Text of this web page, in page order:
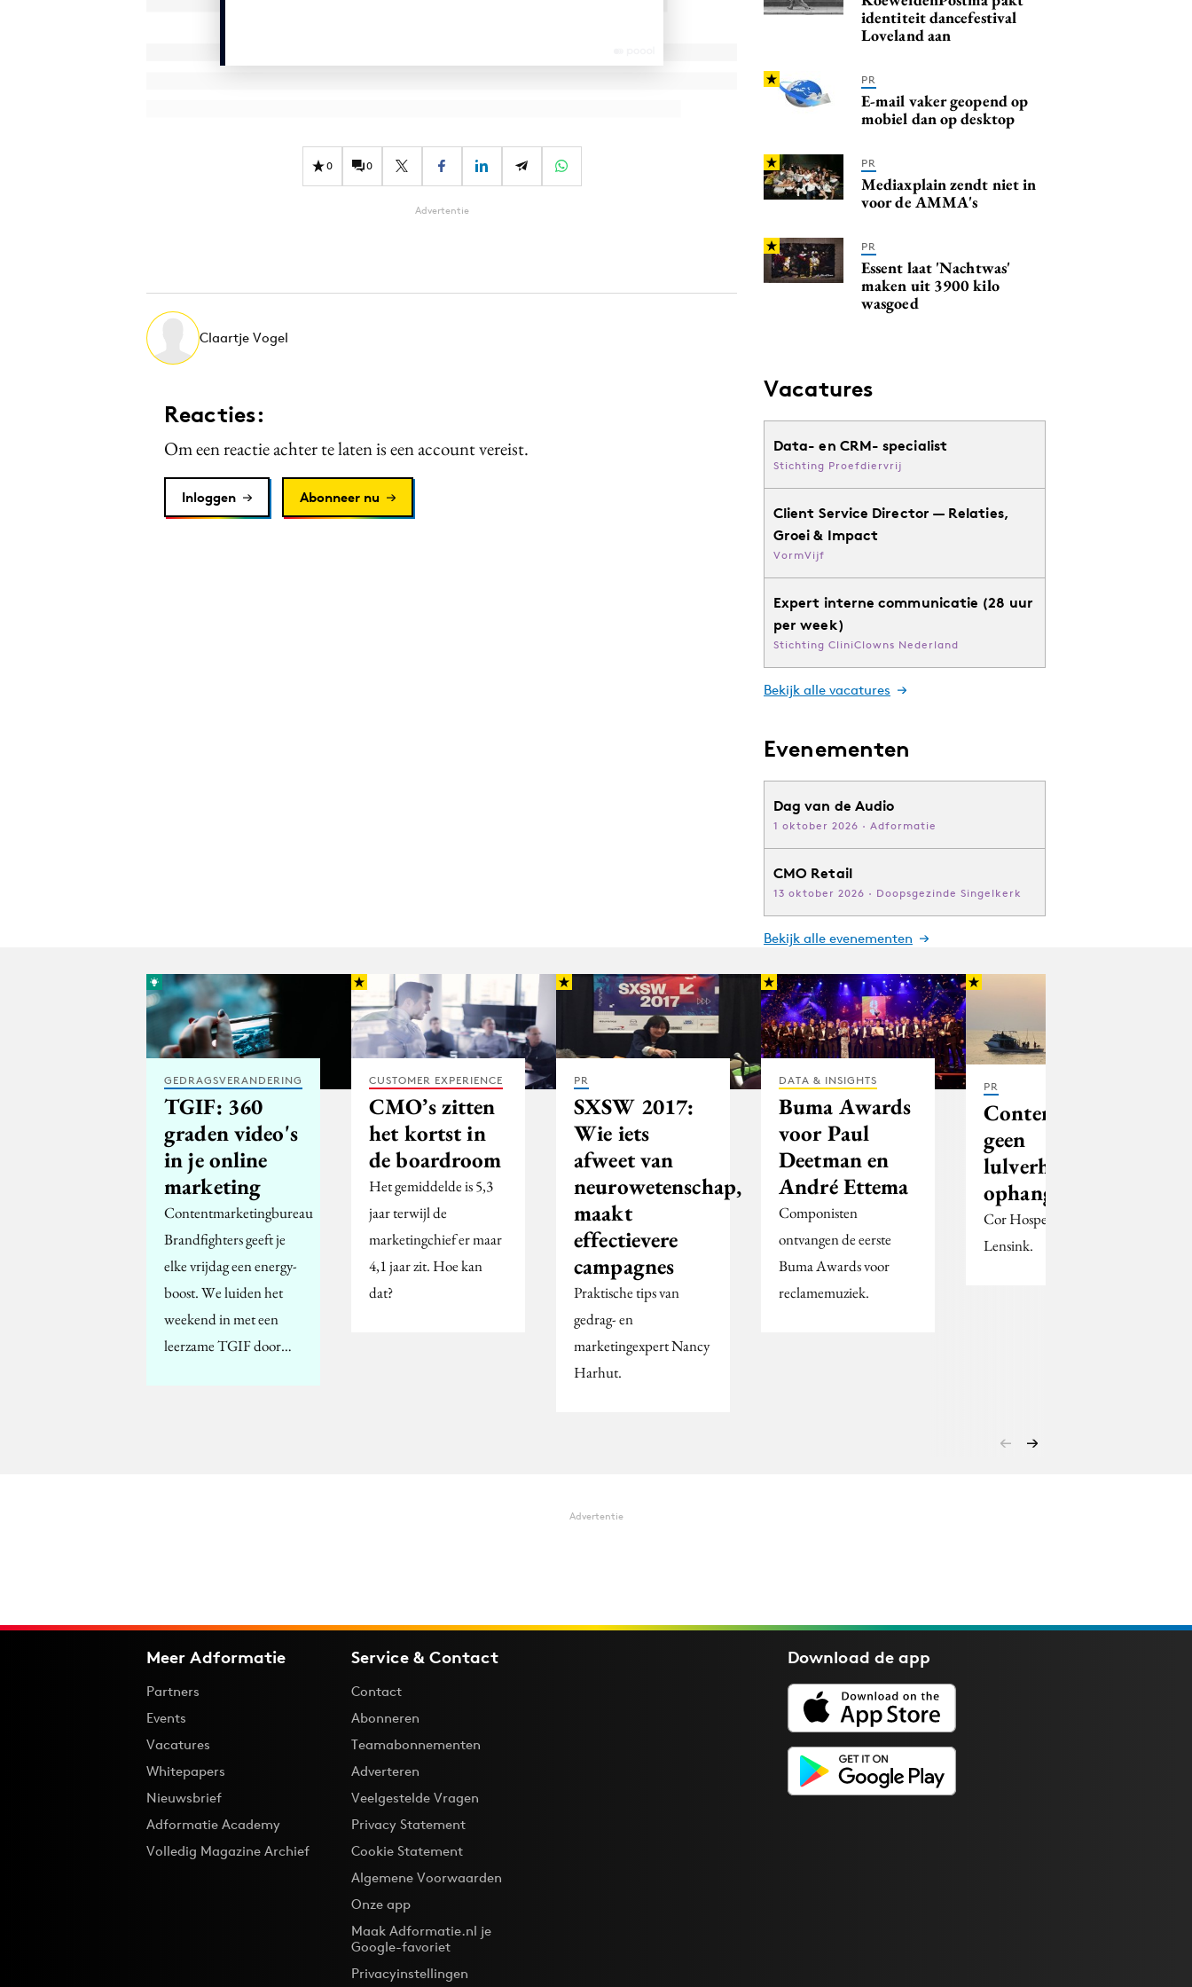
0 0
Advertentie
Claartje Vogel
Reacties:
Om een reactie achter te laten is een account vereist.
Inloggen Abonneer nu
identiteit dancefestival
Loveland aan
PR
E-mail vaker geopend op
mobiel dan op desktop
PR
Mediaxplain zendt niet in
voor de AMMA's
PR
Essent laat 'Nachtwas'
maken uit 3900 kilo
wasgoed
Vacatures
Data- en CRM- specialist
Stichting Proefdiervrij
Client Service Director — Relaties,
Groei & Impact
VormVijf
Expert interne communicatie (28 uur
per week)
Stichting CliniClowns Nederland
Bekijk alle vacatures
Evenementen
Dag van de Audio
1 oktober 2026 · Adformatie
CMO Retail
13 oktober 2026 · Doopsgezinde Singelkerk
Bekijk alle evenementen
GEDRAGSVERANDERING
TGIF: 360
graden video's
in je online
marketing
Contentmarketingbureau
Brandfighters geeft je
elke vrijdag een energy-
boost. We luiden het
weekend in met een
leerzame TGIF door…
CUSTOMER EXPERIENCE
CMO’s zitten
het kortst in
de boardroom
Het gemiddelde is 5,3
jaar terwijl de
marketingchief er maar
4,1 jaar zit. Hoe kan
dat?
PR
SXSW 2017:
Wie iets
afweet van
neurowetenschap,
maakt
effectievere
campagnes
Praktische tips van
gedrag- en
marketingexpert Nancy
Harhut.
DATA & INSIGHTS
Buma Awards
voor Paul
Deetman en
André Ettema
Componisten
ontvangen de eerste
Buma Awards voor
reclamemuziek.
PR
Contentmarketing:
geen
lulverhalen
ophangen
Cor Hospes versus Aart
Lensink.
Advertentie
Meer Adformatie
Partners
Events
Vacatures
Whitepapers
Nieuwsbrief
Adformatie Academy
Volledig Magazine Archief
Service & Contact
Contact
Abonneren
Teamabonnementen
Adverteren
Veelgestelde Vragen
Privacy Statement
Cookie Statement
Algemene Voorwaarden
Onze app
Maak Adformatie.nl je
Google-favoriet
Privacyinstellingen
Download deapp